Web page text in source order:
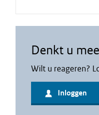
Denkt u mee
Wilt u reageren?
Inloggen